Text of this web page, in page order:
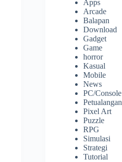
Apps
Arcade
Balapan
Download
Gadget
Game
horror
Kasual
Mobile
News
PC/Console
Petualangan
Pixel Art
Puzzle
RPG
Simulasi
Strategi
Tutorial